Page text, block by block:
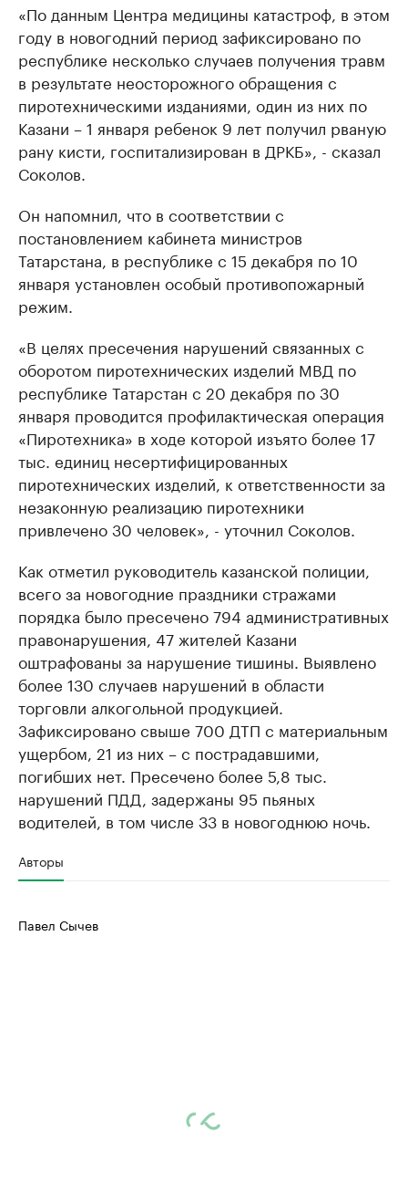
«По данным Центра медицины катастроф, в этом
году в новогодний период зафиксировано по
республике несколько случаев получения травм
в результате неосторожного обращения с
пиротехническими изданиями, один из них по
Казани – 1 января ребенок 9 лет получил рваную
рану кисти, госпитализирован в ДРКБ», - сказал
Соколов.
Он напомнил, что в соответствии с
постановлением кабинета министров
Татарстана, в республике с 15 декабря по 10
января установлен особый противопожарный
режим.
«В целях пресечения нарушений связанных с
оборотом пиротехнических изделий МВД по
республике Татарстан с 20 декабря по 30
января проводится профилактическая операция
«Пиротехника» в ходе которой изъято более 17
тыс. единиц несертифицированных
пиротехнических изделий, к ответственности за
незаконную реализацию пиротехники
привлечено 30 человек», - уточнил Соколов.
Как отметил руководитель казанской полиции,
всего за новогодние праздники стражами
порядка было пресечено 794 административных
правонарушения, 47 жителей Казани
оштрафованы за нарушение тишины. Выявлено
более 130 случаев нарушений в области
торговли алкогольной продукцией.
Зафиксировано свыше 700 ДТП с материальным
ущербом, 21 из них – с пострадавшими,
погибших нет. Пресечено более 5,8 тыс.
нарушений ПДД, задержаны 95 пьяных
водителей, в том числе 33 в новогоднюю ночь.
Авторы
Павел Сычев